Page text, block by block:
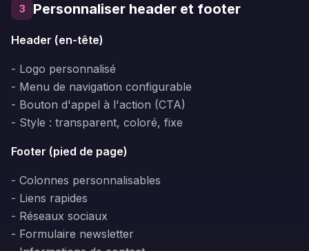
3 Personnaliser header et footer
Header (en-tête)
- Logo personnalisé
- Menu de navigation configurable
- Bouton d'appel à l'action (CTA)
- Style : transparent, coloré, fixe
Footer (pied de page)
- Colonnes personnalisables
- Liens rapides
- Réseaux sociaux
- Formulaire newsletter